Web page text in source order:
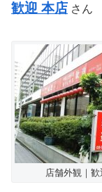
歓迎 本店 さん
店舗外観｜